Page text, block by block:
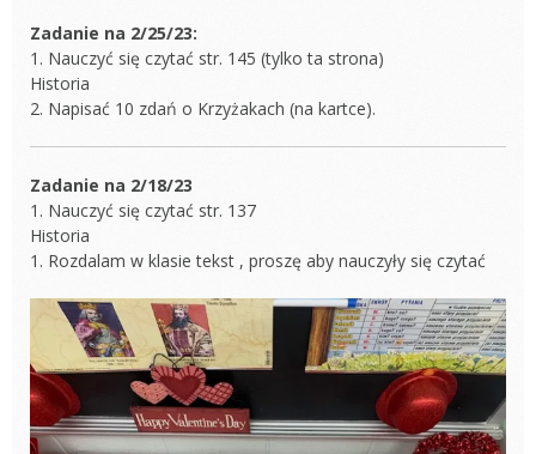
Zadanie na 2/25/23:
1. Nauczyć się czytać str. 145 (tylko ta strona)
Historia
2. Napisać 10 zdań o Krzyżakach (na kartce).
Zadanie na 2/18/23
1. Nauczyć się czytać str. 137
Historia
1. Rozdalam w klasie tekst , proszę aby nauczyły się czytać